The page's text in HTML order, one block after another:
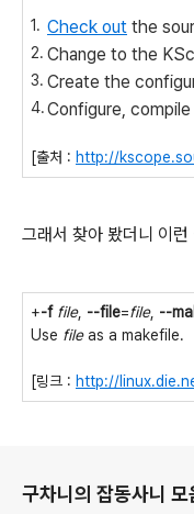
Check out the
Change to the
Create the
Configure,
[출처 : http://
그래서 찾아 봤더니 이
+-f file, --file=file, --
Use fileas a makefile.
[링크 : http://
구차니의 잡동사니 모